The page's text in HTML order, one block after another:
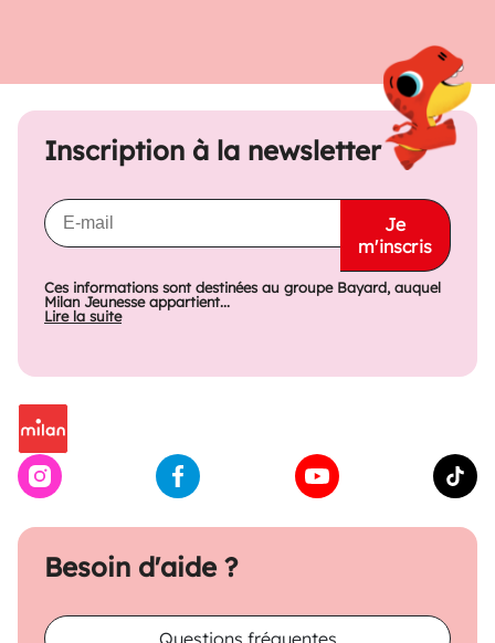
Besoin d'aide ?
Inscription à la newsletter
Je
m'inscris
Ces informations sont destinées au groupe Bayard, auquel
Milan Jeunesse appartient...
Lire la suite